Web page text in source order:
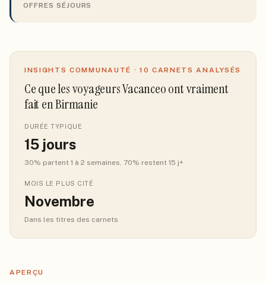
OFFRES SÉJOURS
INSIGHTS COMMUNAUTÉ · 10 CARNETS ANALYSÉS
Ce que les voyageurs Vacanceo ont vraiment
fait en Birmanie
DURÉE TYPIQUE
15 jours
30% partent 1 à 2 semaines, 70% restent 15 j+
MOIS LE PLUS CITÉ
Novembre
Dans les titres des carnets
APERÇU